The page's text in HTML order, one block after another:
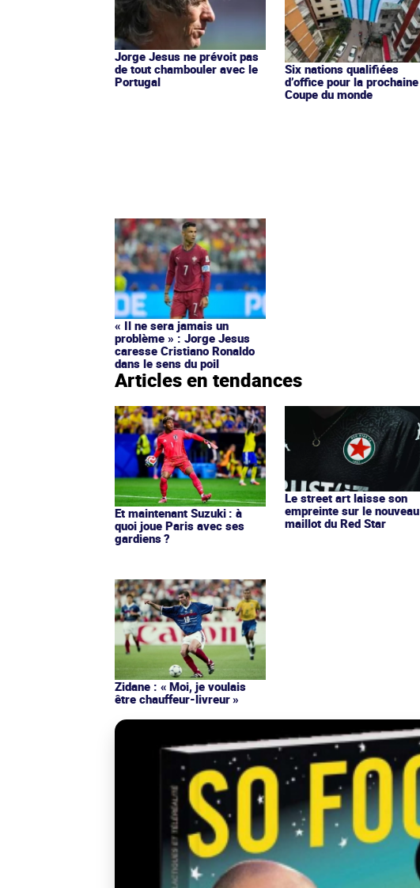
Jorge Jesus ne prévoit pas
de tout chambouler avec le
Portugal
Six nations qualifiées
d’office pour la prochaine
Coupe du monde
« Il ne sera jamais un
problème » : Jorge Jesus
caresse Cristiano Ronaldo
dans le sens du poil
Articles en tendances
Et maintenant Suzuki : à
quoi joue Paris avec ses
gardiens ?
Le street art laisse son
empreinte sur le nouveau
maillot du Red Star
Zidane : « Moi, je voulais
être chauffeur-livreur »